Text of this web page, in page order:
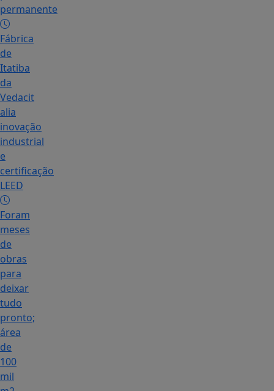
permanente
Fábrica
de
Itatiba
da
Vedacit
alia
inovação
industrial
e
certificação
LEED
Foram
meses
de
obras
para
deixar
tudo
pronto;
área
de
100
mil